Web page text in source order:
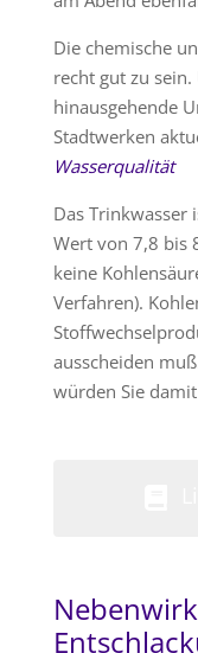
Die chemische
recht gut zu
hinausgehende
Stadtwerken
Wasserqualität
Das
Wert von 7,8 bis
keine
Verfahren).
ausscheiden
würden Sie